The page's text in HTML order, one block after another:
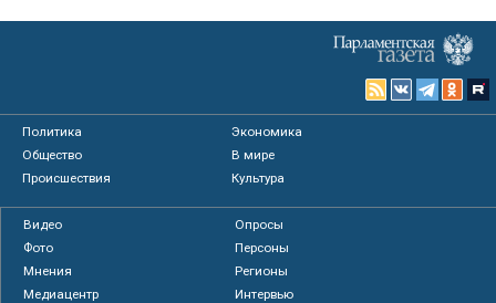
Политика
Экономика
Общество
В мире
Происшествия
Культура
Видео
Опросы
Фото
Персоны
Мнения
Регионы
Медиацентр
Интервью